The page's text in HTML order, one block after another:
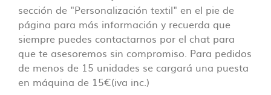
sección de "Personalización textil" en el pie de
página para más información y recuerda que
siempre puedes contactarnos por el chat para
que te asesoremos sin compromiso. Para pedidos
de menos de 15 unidades se cargará una puesta
en máquina de 15€(iva inc.)